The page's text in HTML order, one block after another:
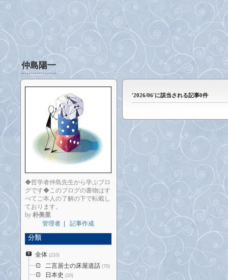
仲島陽一
'2026/06'に該当される記事0件
◆哲学者仲島先生から学ぶブロ
グです◆このブログの書物はす
べてご本人の了解の下で転載し
ております。
by 朴美里
管理者
記事作成
分類
全体 (210)
二言居士の床屋道話 (70)
日本史 (10)